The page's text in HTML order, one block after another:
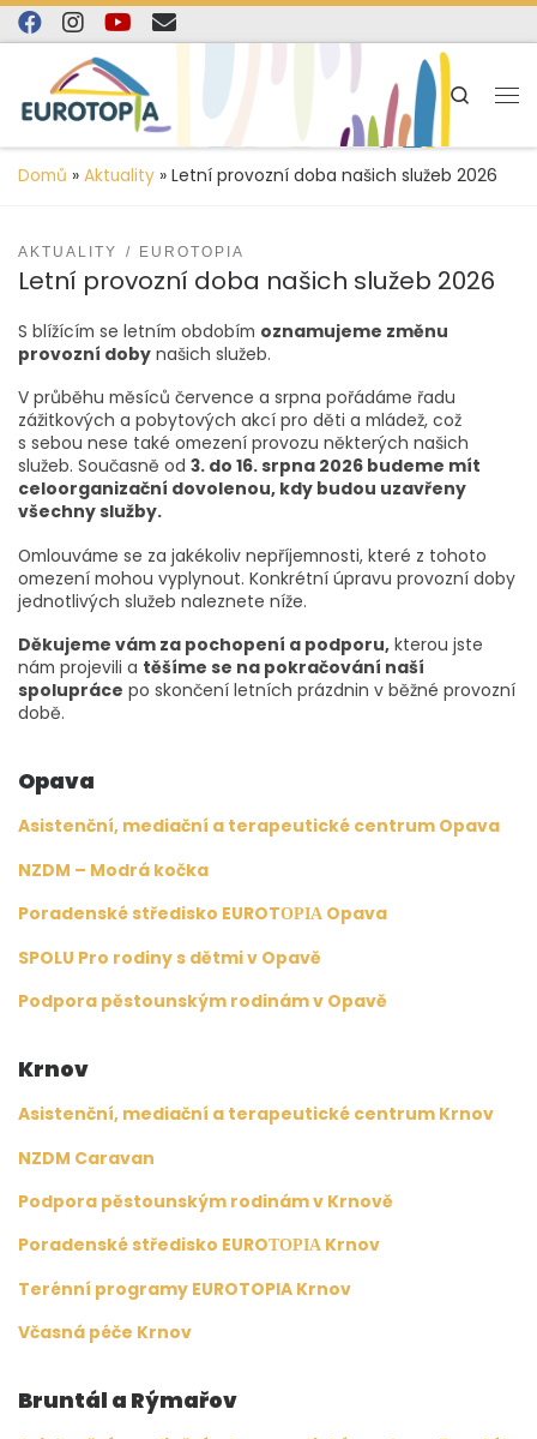
content
Skip to content
Search
Domů » Aktuality » Letní provozní doba našich služeb 2026
AKTUALITY EUROTOPIA
Letní provozní doba našich služeb 2026
S blížícím se letním obdobím oznamujeme změnu
provozní doby našich služeb.
V průběhu měsíců července a srpna pořádáme řadu
zážitkových a pobytových akcí pro děti a mládež, což
s sebou nese také omezení provozu některých našich
služeb. Současně od 3. do 16. srpna 2026 budeme mít
celoorganizační dovolenou, kdy budou uzavřeny
všechny služby.
Omlouváme se za jakékoliv nepříjemnosti, které z tohoto
omezení mohou vyplynout. Konkrétní úpravu provozní doby
jednotlivých služeb naleznete níže.
Děkujeme vám za pochopení a podporu, kterou jste
nám projevili a těšíme se na pokračování naší
spolupráce po skončení letních prázdnin v běžné provozní
době.
Opava
Asistenční, mediační a terapeutické centrum Opava
NZDM – Modrá kočka
Poradenské středisko EUROTΟΡΙΑ Opava
SPOLU Pro rodiny s dětmi v Opavě
Podpora pěstounským rodinám v Opavě
Krnov
Asistenční, mediační a terapeutické centrum Krnov
NZDM Caravan
Podpora pěstounským rodinám v Krnově
Poradenské středisko EUROΤΟΡΙΑ Krnov
Terénní programy EUROTOPIA Krnov
Včasná péče Krnov
Bruntál a Rýmařov